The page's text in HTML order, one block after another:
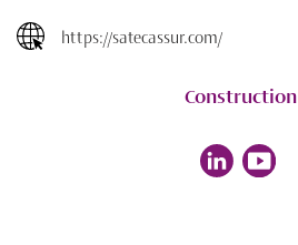
https://satecassur.com/
Construction